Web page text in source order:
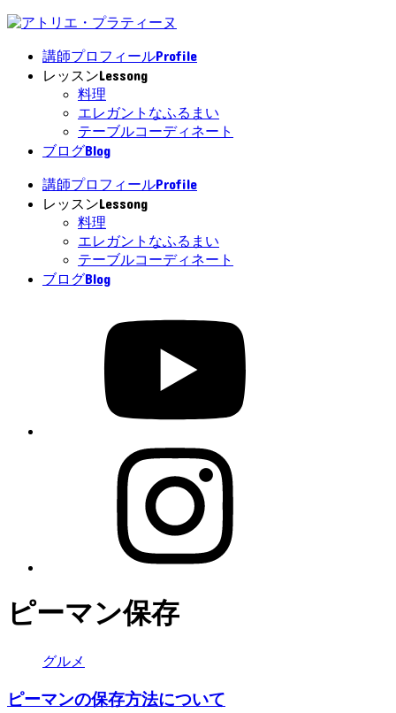
講師プロフィールProfile
レッスンLessong
料理
エレガントなふるまい
テーブルコーディネート
ブログBlog
講師プロフィールProfile
レッスンLessong
料理
エレガントなふるまい
テーブルコーディネート
ブログBlog
ピーマン保存
グルメ
ピーマンの保存方法について